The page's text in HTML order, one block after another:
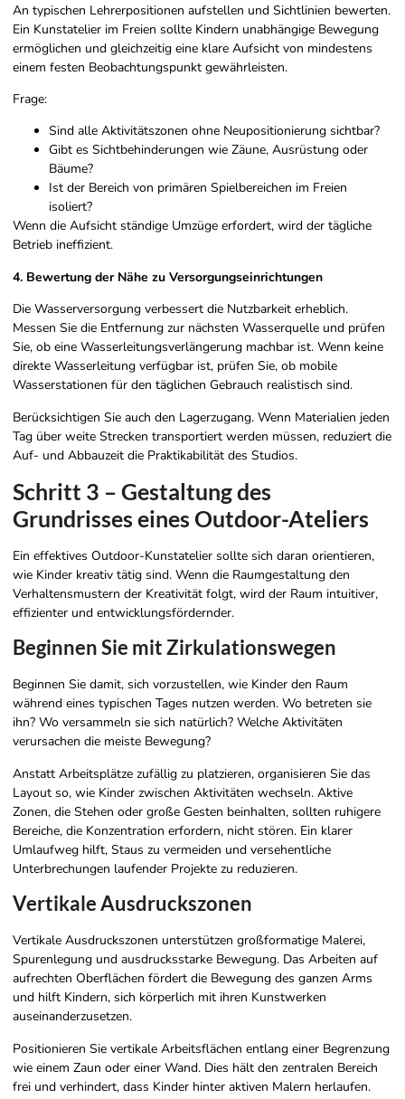
An typischen Lehrerpositionen aufstellen und Sichtlinien bewerten.
Ein Kunstatelier im Freien sollte Kindern unabhängige Bewegung
ermöglichen und gleichzeitig eine klare Aufsicht von mindestens
einem festen Beobachtungspunkt gewährleisten.
Frage:
Sind alle Aktivitätszonen ohne Neupositionierung sichtbar?
Gibt es Sichtbehinderungen wie Zäune, Ausrüstung oder
Bäume?
Ist der Bereich von primären Spielbereichen im Freien
isoliert?
Wenn die Aufsicht ständige Umzüge erfordert, wird der tägliche
Betrieb ineffizient.
4. Bewertung der Nähe zu Versorgungseinrichtungen
Die Wasserversorgung verbessert die Nutzbarkeit erheblich.
Messen Sie die Entfernung zur nächsten Wasserquelle und prüfen
Sie, ob eine Wasserleitungsverlängerung machbar ist. Wenn keine
direkte Wasserleitung verfügbar ist, prüfen Sie, ob mobile
Wasserstationen für den täglichen Gebrauch realistisch sind.
Berücksichtigen Sie auch den Lagerzugang. Wenn Materialien jeden
Tag über weite Strecken transportiert werden müssen, reduziert die
Auf- und Abbauzeit die Praktikabilität des Studios.
Schritt 3 – Gestaltung des
Grundrisses eines Outdoor-Ateliers
Ein effektives Outdoor-Kunstatelier sollte sich daran orientieren,
wie Kinder kreativ tätig sind. Wenn die Raumgestaltung den
Verhaltensmustern der Kreativität folgt, wird der Raum intuitiver,
effizienter und entwicklungsfördernder.
Beginnen Sie mit Zirkulationswegen
Beginnen Sie damit, sich vorzustellen, wie Kinder den Raum
während eines typischen Tages nutzen werden. Wo betreten sie
ihn? Wo versammeln sie sich natürlich? Welche Aktivitäten
verursachen die meiste Bewegung?
Anstatt Arbeitsplätze zufällig zu platzieren, organisieren Sie das
Layout so, wie Kinder zwischen Aktivitäten wechseln. Aktive
Zonen, die Stehen oder große Gesten beinhalten, sollten ruhigere
Bereiche, die Konzentration erfordern, nicht stören. Ein klarer
Umlaufweg hilft, Staus zu vermeiden und versehentliche
Unterbrechungen laufender Projekte zu reduzieren.
Vertikale Ausdruckszonen
Vertikale Ausdruckszonen unterstützen großformatige Malerei,
Spurenlegung und ausdrucksstarke Bewegung. Das Arbeiten auf
aufrechten Oberflächen fördert die Bewegung des ganzen Arms
und hilft Kindern, sich körperlich mit ihren Kunstwerken
auseinanderzusetzen.
Positionieren Sie vertikale Arbeitsflächen entlang einer Begrenzung
wie einem Zaun oder einer Wand. Dies hält den zentralen Bereich
frei und verhindert, dass Kinder hinter aktiven Malern herlaufen.